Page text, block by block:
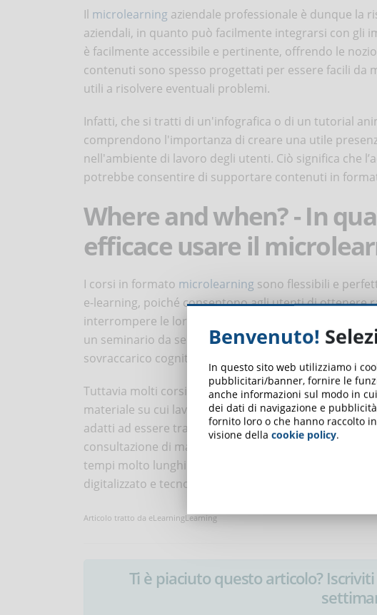
Il microlearning aziendale professionale è dunque la
aziendali, in quanto può facilmente integrarsi con gli
è facilmente accessibile e pertinente, offrendo le
contenuti sono spesso progettati per essere facili da
utili a risolvere eventuali problemi.
Infatti, che si tratti di un'infografica o di un tutorial
comprendono l'importanza di creare una utile
nell'ambiente di lavoro degli utenti. Ciò significa che
potrebbe consentire di supportare contenuti in
Where and when? - In
efficace usare il
I corsi in formato microlearning sono flessibili e
e-learning, poiché consentono agli utenti di
interrompere le loro attività: basta un semplice video
un seminario da sei ore, per aiutare a rafforzare la
sovraccarico cognitivo, in particolare quando si
Tuttavia molti corsi e-learning strutturati in maniera
materiale su cui lavorare per poter assimilare i
adatti ad essere trasposti in “pillole” di
consultazione di materiali piuttosto voluminosi e
tempi molto lunghi. Questa potrebbe dunque essere
digitalizzato e tecnologico in continua e rapidissima
Articolo tratto da eLearningLearning
Ti è piaciuto questo articolo?
Benvenuto!
In questo sito web utilizziamo i
pubblicitari/banner, fornire le
anche informazioni sul modo in
dei dati di navigazione e
fornito loro o che hanno raccolto
visione della cookie policy.